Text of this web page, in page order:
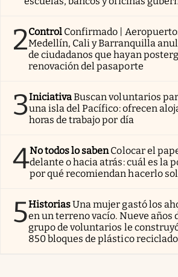
2Control Confirmado |
Medellín, Cali y Barranquilla
de ciudadanos que hayan
renovación del pasaporte
3IniciativaBuscan voluntarios
una isla del Pacífico: ofrecen
horas de trabajo por día
4No todos lo sabenColocar el
delante o hacia atrás: cuál es la
por qué recomiendan hacerlo
5HistoriasUna mujer gastó los
en un terreno vacío. Nueve años
grupo de voluntarios le
850 bloques de plástico reciclado